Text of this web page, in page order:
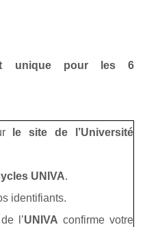
et unique pour les 6
le site de l’Université
UNIVA.
identifiants.
l’UNIVA confirme votre